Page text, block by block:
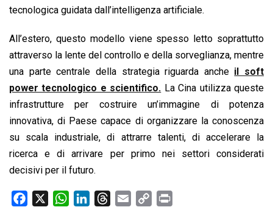
tecnologica guidata dall’intelligenza artificiale.
All’estero, questo modello viene spesso letto soprattutto
attraverso la lente del controllo e della sorveglianza, mentre
una parte centrale della strategia riguarda anche il soft
power tecnologico e scientifico. La Cina utilizza queste
infrastrutture per costruire un’immagine di potenza
innovativa, di Paese capace di organizzare la conoscenza
su scala industriale, di attrarre talenti, di accelerare la
ricerca e di arrivare per primo nei settori considerati
decisivi per il futuro.
W